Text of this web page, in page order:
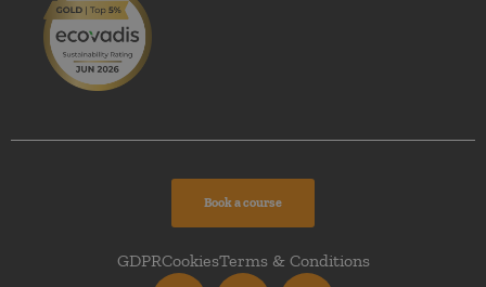
Book a course
GDPRCookiesTerms & Conditions